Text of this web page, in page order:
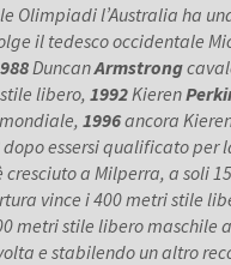
Olimpiadi l’Australia ha
il tedesco occidentale
DuncanArmstrong
libero,1992 Kieren
1996ancora
essersi qualificato per
cresciuto a Milperra, a soli
vince i 400 metri stile
metri stile libero
e stabilendo un altro